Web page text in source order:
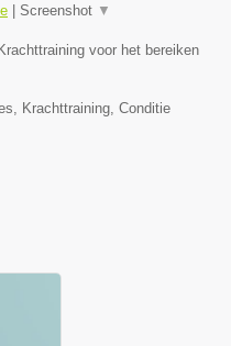
| Screenshot ▼
voor het bereiken
Krachttraining, Conditie